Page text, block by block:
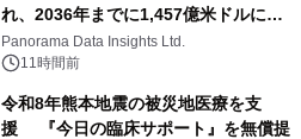
れ、2036年までに1,457億米ドルに達
すると予測されており、予測期間
（2026年～2036年）
Panorama Data Insights Ltd.
11時間前
令和8年熊本地震の被災地医療を支
援 『今日の臨床サポート』を無償提